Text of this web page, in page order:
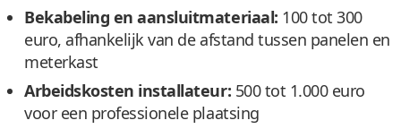
Bekabeling en aansluitmateriaal: 100 tot 300
euro, afhankelijk van de afstand tussen panelen en
meterkast
Arbeidskosten installateur: 500 tot 1.000 euro
voor een professionele plaatsing